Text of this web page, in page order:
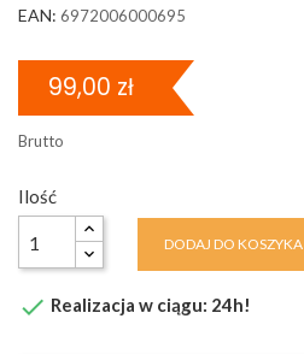
EAN: 6972006000695
99,00 zł
Brutto
Ilość
DODAJ DO KOSZYKA
 Realizacja w ciągu: 24h!